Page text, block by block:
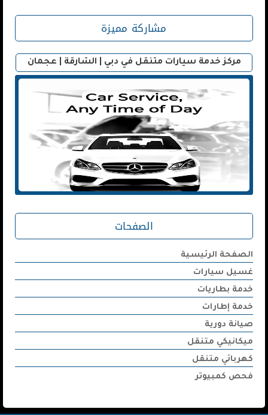
مشاركة مميزة
مركز خدمة سيارات متنقل في دبي | الشارقة | عجمان
الصفحات
الصفحة الرئيسية
غسيل سيارات
خدمة بطاريات
خدمة إطارات
صيانة دورية
ميكانيكي متنقل
كهربائي متنقل
فحص كمبيوتر